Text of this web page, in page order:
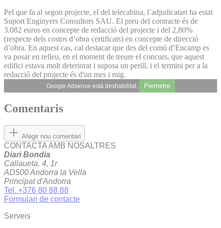
Pel que fa al segon projecte, el del telecabina, l’adjudicatari ha estat
Suport Enginyers Consultors SAU. El preu del contracte és de
3.082 euros en concepte de redacció del projecte i del 2,80%
(respecte dels costos d’obra certificats) en concepte de direcció
d’obra. En aquest cas, cal destacar que des del comú d’Encamp es
va posar en relleu, en el moment de treure el concurs, que aquest
edifici estava molt deteriorat i suposa un perill, i el termini per a la
redacció del projecte és d'un mes i mig.
Google Adsense està deshabilitat. Permetre
Comentaris
Afegir nou comentari
CONTACTA AMB NOSALTRES
Diari Bondia
Callaueta, 4, 1r
AD500 Andorra la Vella
Principat d'Andorra
Tel. +376 80 88 88
Formulari de contacte
Serveis